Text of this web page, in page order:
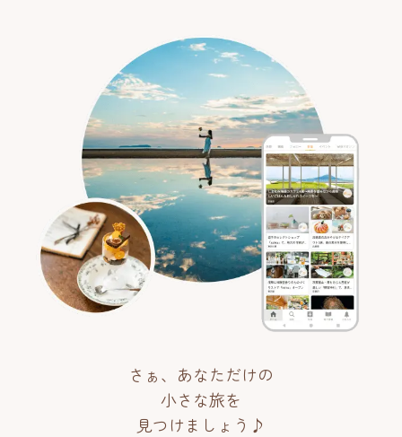
さぁ、あなただけの
小さな旅を
見つけましょう♪